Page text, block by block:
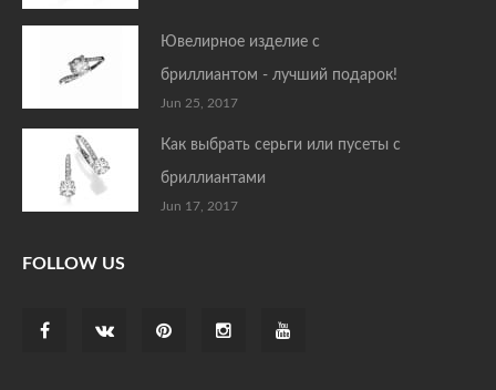
Ювелирное изделие с
бриллиантом - лучший подарок!
Jun 25, 2017
Как выбрать серьги или пусеты с
бриллиантами
Jun 17, 2017
FOLLOW US